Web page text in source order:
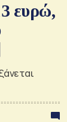
ευρώ,